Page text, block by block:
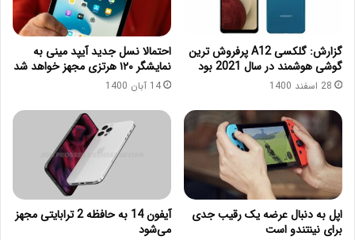
گزارش: گلکسی A12 پرفروش‌ ترین
گوشی هوشمند در سال 2021 بود
28 اسفند 1400
احتمالا نسل جدید آیپد مینی به
نمایشگر ۱۲۰ هرتزی مجهز خواهد شد
14 آبان 1400
اپل به دنبال عرضه یک رقیب جدی
برای نینتندو است
آیفون 14 به حافظه 2 ترابایتی مجهز
می‌شود